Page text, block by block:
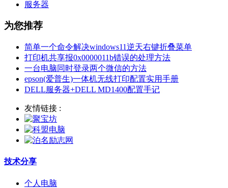
服务器
为您推荐
简单一个命令解决windows11逆天右键折叠菜单
打印机共享报0x0000011b错误的处理方法
一台电脑同时登录两个微信的方法
epson(爱普生)一体机无线打印配置实用手册
DELL服务器+DELL MD1400配置手记
友情链接 :
技术分享
个人电脑